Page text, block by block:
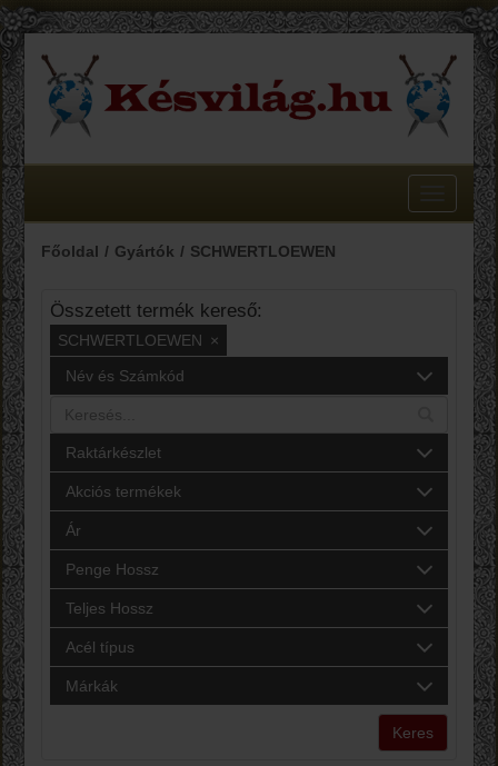
Toggle
Főoldal
Gyártók SCHWERTLOEWEN
Összetett termék kereső:
SCHWERTLOEWEN ×
Név és Számkód
Raktárkészlet
Akciós termékek
Ár
Penge Hossz
Teljes Hossz
Acél típus
Márkák
Keres